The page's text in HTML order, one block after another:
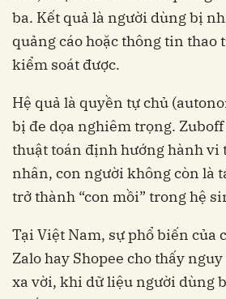
ba. Kết quả là người dùng bị
quảng cáo hoặc thông tin thao
kiểm soát được.
Hệ quả là quyền tự chủ
bị đe dọa nghiêm trọng.
thuật toán định hướng hành vi
nhân, con người không còn là
trở thành “con mồi” trong hệ
Tại Việt Nam, sự phổ biến của
Zalo hay Shopee cho thấy
xa vời, khi dữ liệu người dùng